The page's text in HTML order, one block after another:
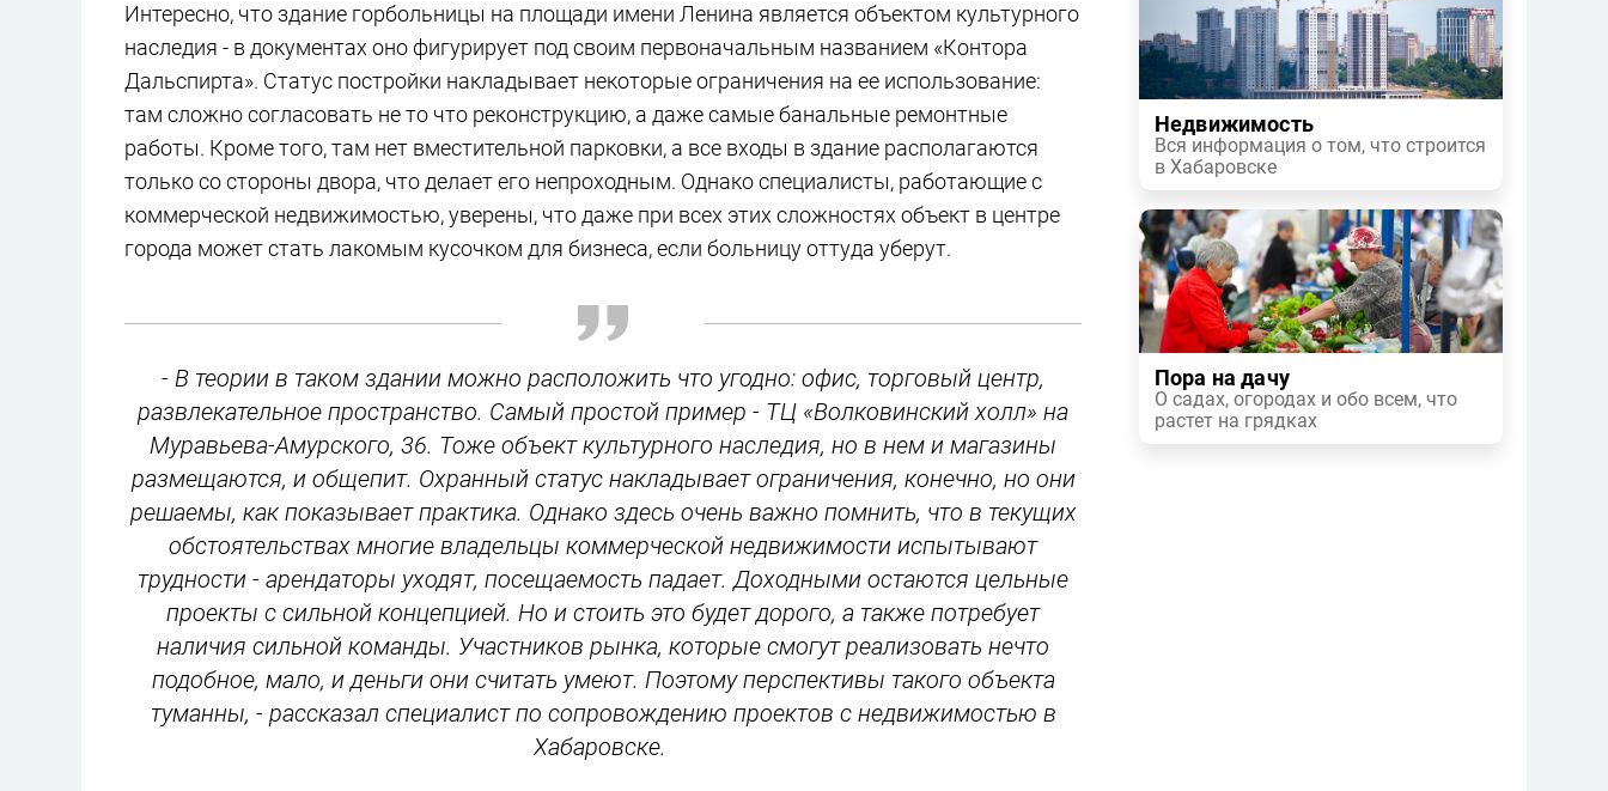
Интересно, что здание горбольницы на площади имени Ленина является объектом культурного
наследия - в документах оно фигурирует под своим первоначальным названием «Контора
Дальспирта». Статус постройки накладывает некоторые ограничения на ее использование:
там сложно согласовать не то что реконструкцию, а даже самые банальные ремонтные
работы. Кроме того, там нет вместительной парковки, а все входы в здание располагаются
только со стороны двора, что делает его непроходным. Однако специалисты, работающие с
коммерческой недвижимостью, уверены, что даже при всех этих сложностях объект в центре
города может стать лакомым кусочком для бизнеса, если больницу оттуда уберут.
- В теории в таком здании можно расположить что угодно: офис, торговый центр,
развлекательное пространство. Самый простой пример - ТЦ «Волковинский холл» на
Муравьева-Амурского, 36. Тоже объект культурного наследия, но в нем и магазины
размещаются, и общепит. Охранный статус накладывает ограничения, конечно, но они
решаемы, как показывает практика. Однако здесь очень важно помнить, что в текущих
обстоятельствах многие владельцы коммерческой недвижимости испытывают
трудности - арендаторы уходят, посещаемость падает. Доходными остаются цельные
проекты с сильной концепцией. Но и стоить это будет дорого, а также потребует
наличия сильной команды. Участников рынка, которые смогут реализовать нечто
подобное, мало, и деньги они считать умеют. Поэтому перспективы такого объекта
туманны, - рассказал cпециалист по сопровождению проектов с недвижимостью в
Хабаровске.
Недвижимость
Вся информация о том, что строится
в Хабаровске
Пора на дачу
О садах, огородах и обо всем, что
растет на грядках